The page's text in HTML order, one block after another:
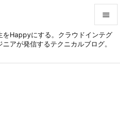
をHappyにする。クラウドインテグ
アが発信するテクニカルブログ。


メニュ